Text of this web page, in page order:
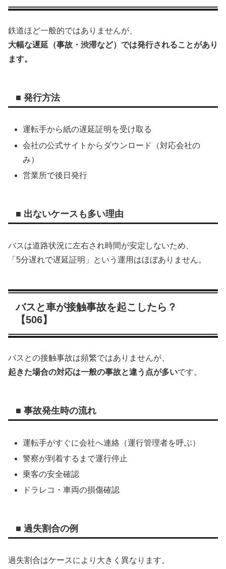
鉄道ほど一般的ではありませんが、
大幅な遅延（事故・渋滞など）では発行されることがあり
ます。
■ 発行方法
運転手から紙の遅延証明を受け取る
会社の公式サイトからダウンロード（対応会社の
み）
営業所で後日発行
■ 出ないケースも多い理由
バスは道路状況に左右され時間が安定しないため、
「5分遅れで遅延証明」という運用はほぼありません。
バスと車が接触事故を起こしたら？
【506】
バスとの接触事故は頻繁ではありませんが、
起きた場合の対応は一般の事故と違う点が多いです。
■ 事故発生時の流れ
運転手がすぐに会社へ連絡（運行管理者を呼ぶ）
警察が到着するまで運行停止
乗客の安全確認
ドラレコ・車両の損傷確認
■ 過失割合の例
過失割合はケースにより大きく異なります。